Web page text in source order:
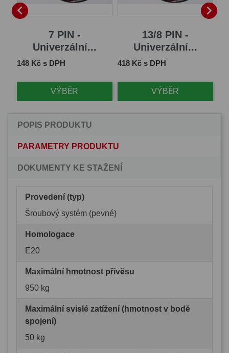

7 PIN -
Univerzální...
Cena
148 Kč s DPH
VÝBĚR
13/8 PIN -
Univerzální...
Cena
418 Kč s DPH
VÝBĚR

POPIS PRODUKTU
PARAMETRY PRODUKTU
DOKUMENTY KE STAŽENÍ
Provedení (typ)
Šroubový systém (pevné)
Homologace
E20
Maximální hmotnost přívěsu
950 kg
Maximální svislé zatížení (hmotnost v bodě
spojení)
50 kg